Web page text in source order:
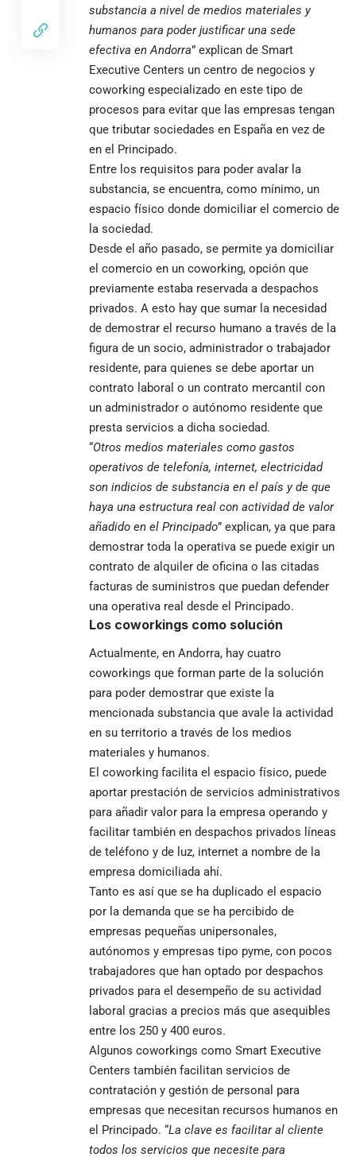
substancia a nivel de medios materiales y
humanos para poder justificar una sede
efectiva en Andorra” explican de Smart
Executive Centers un centro de negocios y
coworking especializado en este tipo de
procesos para evitar que las empresas tengan
que tributar sociedades en España en vez de
en el Principado.
Entre los requisitos para poder avalar la
substancia, se encuentra, como mínimo, un
espacio físico donde domiciliar el comercio de
la sociedad.
Desde el año pasado, se permite ya domiciliar
el comercio en un coworking, opción que
previamente estaba reservada a despachos
privados. A esto hay que sumar la necesidad
de demostrar el recurso humano a través de la
figura de un socio, administrador o trabajador
residente, para quienes se debe aportar un
contrato laboral o un contrato mercantil con
un administrador o autónomo residente que
presta servicios a dicha sociedad.
“Otros medios materiales como gastos
operativos de telefonía, internet, electricidad
son indicios de substancia en el país y de que
haya una estructura real con actividad de valor
añadido en el Principado” explican, ya que para
demostrar toda la operativa se puede exigir un
contrato de alquiler de oficina o las citadas
facturas de suministros que puedan defender
una operativa real desde el Principado.
Los coworkings como solución
Actualmente, en Andorra, hay cuatro
coworkings que forman parte de la solución
para poder demostrar que existe la
mencionada substancia que avale la actividad
en su territorio a través de los medios
materiales y humanos.
El coworking facilita el espacio físico, puede
aportar prestación de servicios administrativos
para añadir valor para la empresa operando y
facilitar también en despachos privados líneas
de teléfono y de luz, internet a nombre de la
empresa domiciliada ahí.
Tanto es así que se ha duplicado el espacio
por la demanda que se ha percibido de
empresas pequeñas unipersonales,
autónomos y empresas tipo pyme, con pocos
trabajadores que han optado por despachos
privados para el desempeño de su actividad
laboral gracias a precios más que asequibles
entre los 250 y 400 euros.
Algunos coworkings como Smart Executive
Centers también facilitan servicios de
contratación y gestión de personal para
empresas que necesitan recursos humanos en
el Principado. “La clave es facilitar al cliente
todos los servicios que necesite para